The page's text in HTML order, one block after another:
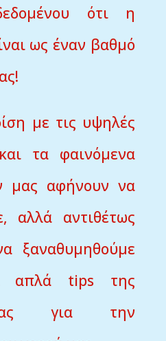
ότι η
ως έναν βαθμό
με τις υψηλές
τα φαινόμενα
μας αφήνουν να
αλλά αντιθέτως
ξαναθυμηθούμε
απλά tips της
για την